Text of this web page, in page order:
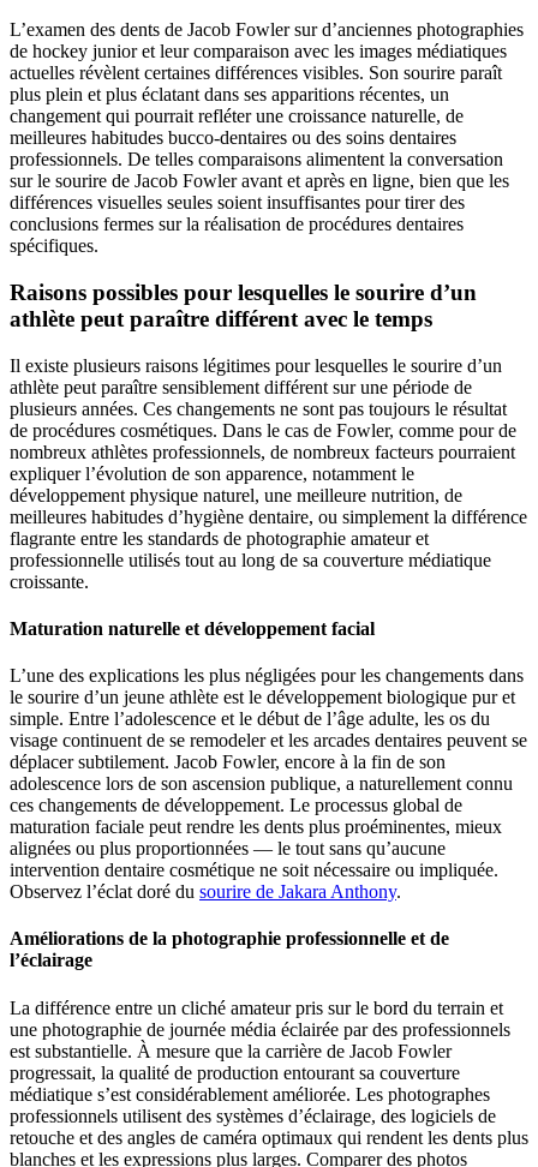
L’examen des dents de Jacob Fowler sur d’anciennes photographies
de hockey junior et leur comparaison avec les images médiatiques
actuelles révèlent certaines différences visibles. Son sourire paraît
plus plein et plus éclatant dans ses apparitions récentes, un
changement qui pourrait refléter une croissance naturelle, de
meilleures habitudes bucco-dentaires ou des soins dentaires
professionnels. De telles comparaisons alimentent la conversation
sur le sourire de Jacob Fowler avant et après en ligne, bien que les
différences visuelles seules soient insuffisantes pour tirer des
conclusions fermes sur la réalisation de procédures dentaires
spécifiques.
Raisons possibles pour lesquelles le sourire d’un
athlète peut paraître différent avec le temps
Il existe plusieurs raisons légitimes pour lesquelles le sourire d’un
athlète peut paraître sensiblement différent sur une période de
plusieurs années. Ces changements ne sont pas toujours le résultat
de procédures cosmétiques. Dans le cas de Fowler, comme pour de
nombreux athlètes professionnels, de nombreux facteurs pourraient
expliquer l’évolution de son apparence, notamment le
développement physique naturel, une meilleure nutrition, de
meilleures habitudes d’hygiène dentaire, ou simplement la différence
flagrante entre les standards de photographie amateur et
professionnelle utilisés tout au long de sa couverture médiatique
croissante.
Maturation naturelle et développement facial
L’une des explications les plus négligées pour les changements dans
le sourire d’un jeune athlète est le développement biologique pur et
simple. Entre l’adolescence et le début de l’âge adulte, les os du
visage continuent de se remodeler et les arcades dentaires peuvent se
déplacer subtilement. Jacob Fowler, encore à la fin de son
adolescence lors de son ascension publique, a naturellement connu
ces changements de développement. Le processus global de
maturation faciale peut rendre les dents plus proéminentes, mieux
alignées ou plus proportionnées — le tout sans qu’aucune
intervention dentaire cosmétique ne soit nécessaire ou impliquée.
Observez l’éclat doré du sourire de Jakara Anthony.
Améliorations de la photographie professionnelle et de
l’éclairage
La différence entre un cliché amateur pris sur le bord du terrain et
une photographie de journée média éclairée par des professionnels
est substantielle. À mesure que la carrière de Jacob Fowler
progressait, la qualité de production entourant sa couverture
médiatique s’est considérablement améliorée. Les photographes
professionnels utilisent des systèmes d’éclairage, des logiciels de
retouche et des angles de caméra optimaux qui rendent les dents plus
blanches et les expressions plus larges. Comparer des photos